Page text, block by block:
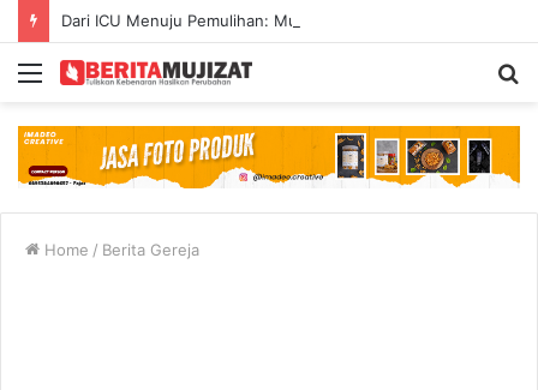
Menu
Home / Berita Gereja